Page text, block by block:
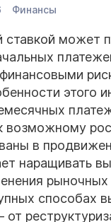
Финансы
может
этого
в
наращивать
способах
от